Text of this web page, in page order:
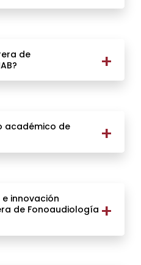
de
académico de
innovación
de Fonoaudiología